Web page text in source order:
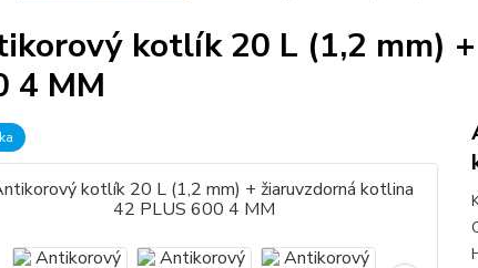
kotlík 20 L (1,2 mm)
4 MM